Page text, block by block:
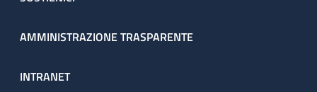
AMMINISTRAZIONE TRASPARENTE
INTRANET